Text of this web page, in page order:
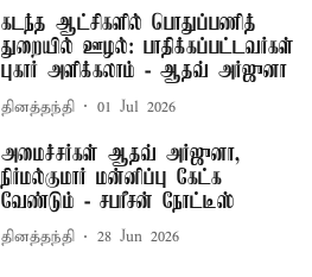
கடந்த ஆட்சிகளில் பொதுப்பணித்
துறையில் ஊழல்: பாதிக்கப்பட்டவர்கள்
புகார் அளிக்கலாம் - ஆதவ் அர்ஜுனா
தினத்தந்தி 01 Jul 2026
அமைச்சர்கள் ஆதவ் அர்ஜுனா,
நிர்மல்குமார் மன்னிப்பு கேட்க
வேண்டும் - சபரீசன் நோட்டீஸ்
தினத்தந்தி 28 Jun 2026